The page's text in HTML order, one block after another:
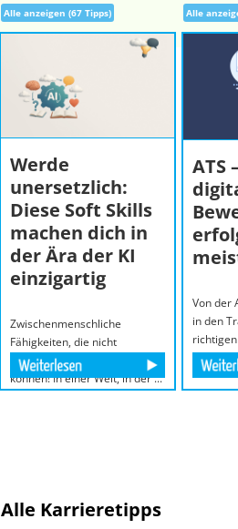
Alle anzeigen (67 Tipps)
Werde
unersetzlich:
Diese Soft Skills
machen dich in
der Ära der KI
einzigartig
Zwischenmenschliche
Fähigkeiten, die nicht
automatisiert werden
können! In einer Welt, in der ...
Alle
ATS
Von der
in den
Sie ...
Alle Karrieretipps